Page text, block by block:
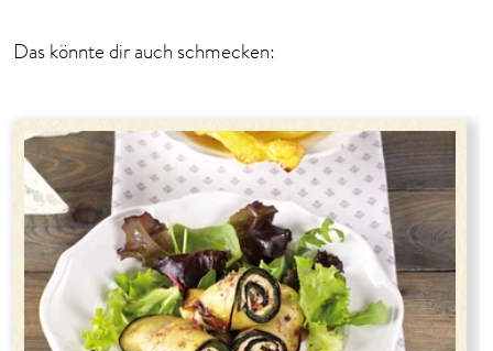
Das könnte dir auch schmecken: